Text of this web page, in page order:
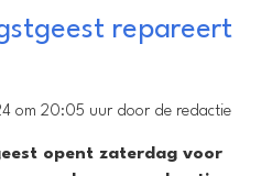
repareert
om 20:05 uur door de redactie
opent zaterdag voor